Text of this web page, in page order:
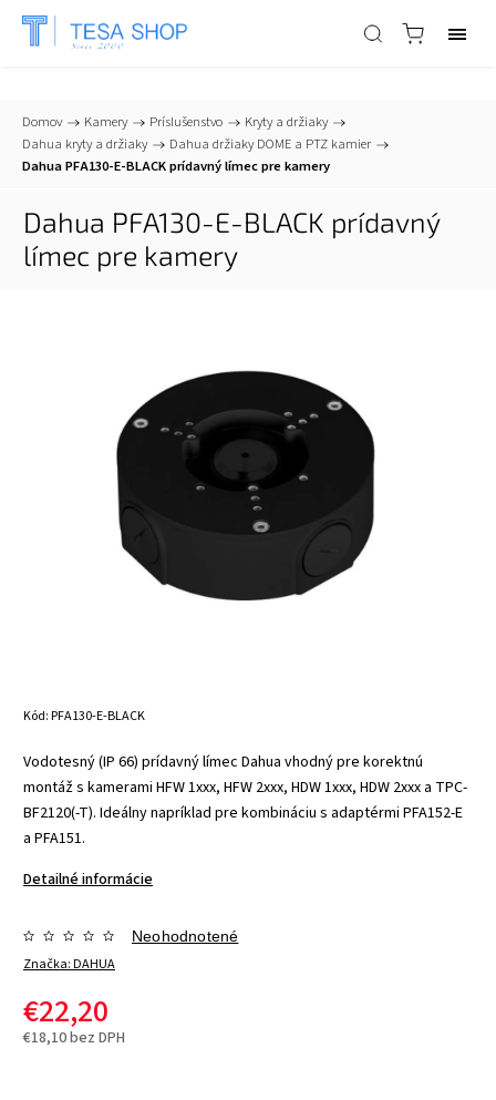
📞+421 903 553 805 info@tesa-systems.sk
Domov / Kamery / Príslušenstvo / Kryty a držiaky /
Dahua kryty a držiaky / Dahua držiaky DOME a PTZ kamier /
Dahua PFA130-E-BLACK prídavný límec pre kamery
Dahua PFA130-E-BLACK prídavný
límec pre kamery
Kód:PFA130-E-BLACK
Vodotesný (IP 66) prídavný límec Dahua vhodný pre korektnú
montáž s kamerami HFW 1xxx, HFW 2xxx, HDW 1xxx, HDW 2xxx a TPC-
BF2120(-T). Ideálny napríklad pre kombináciu s adaptérmi PFA152-E
a PFA151.
Detailné informácie
Značka:DAHUA
Neohodnotené
€22,20
€18,10 bez DPH